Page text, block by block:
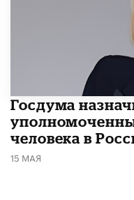
Госдума
человека в
15 МАЯ